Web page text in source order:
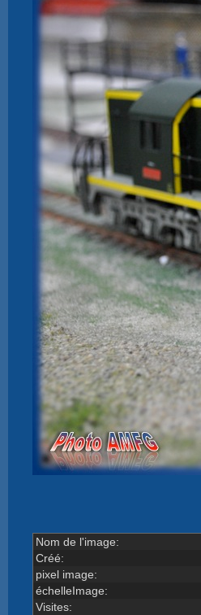
Nom de l'image:
Créé:
pixel image:
échelleImage:
Visites: